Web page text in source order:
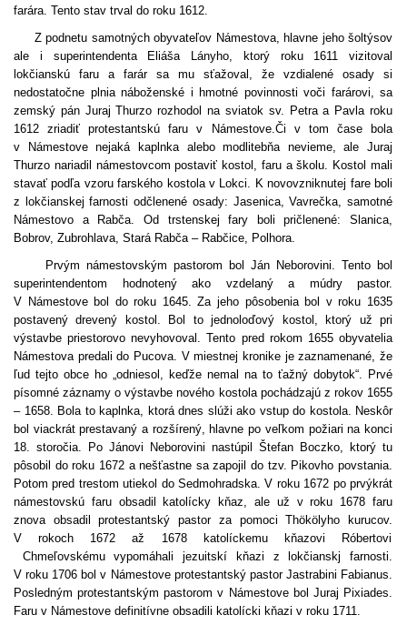
farára . Tento stav trval do roku 1612.
Z podnetu samotných obyvateľov Námestova, hlavne jeho šoltýsov
ale i superintendenta Eliáša Lányho, ktorý roku 1611 vizitoval
lokčianskú faru a farár sa mu sťažoval, že vzdialené osady si
nedostatočne plnia náboženské i hmotné povinnosti voči farárovi, sa
zemský pán Juraj Thurzo rozhodol na sviatok sv. Petra a Pavla roku
1612 zriadiť protestantskú faru v Námestove. Či v tom čase bola
v Námestove nejaká kaplnka alebo modlitebňa nevieme, ale Juraj
Thurzo nariadil námestovcom postaviť kostol, faru a školu. Kostol mali
stavať podľa vzoru farského kostola v Lokci. K novovzniknutej fare boli
z lokčianskej farnosti odčlenené osady: Jasenica, Vavrečka, samotné
Námestovo a Rabča. Od trstenskej fary boli pričlenené: Slanica,
Bobrov, Zubrohlava, Stará Rabča – Rabčice, Polhora.
Prvým námestovským pastorom bol Ján Neborovini . Tento bol
superintendentom hodnotený ako vzdelaný a múdry pastor.
V Námestove bol do roku 1645. Za jeho pôsobenia bol v roku 1635
postavený drevený kostol
. Bol to jednoloďový kostol, ktorý už pri
výstavbe priestorovo nevyhovoval. Tento pred rokom 1655 obyvatelia
Námestova predali do Pucova. V miestnej kronike je zaznamenané, že
ľud tejto obce ho „odniesol, keďže nemal na to ťažný dobytok“. Prvé
písomné záznamyo výstavbe nového kostolapochádzajú z rokov 1655
– 1658. Bola to kaplnka, ktorá dnes slúži ako vstup do kostola. Neskôr
bol viackrát prestavaný a rozšírený, hlavne po veľkom požiari na konci
18. storočia. Po Jánovi Neborovini nastúpil Štefan Boczko , ktorý tu
pôsobil do roku 1672 a nešťastne sa zapojil do tzv. Pikovho povstania.
Potom pred trestom utiekol do Sedmohradska. V roku 1672 po prvýkrát
námestovskú faru obsadil katolícky kňaz, ale už v roku 1678 faru
znova obsadil protestantský pastor za pomoci Thökölyho kurucov.
V rokoch 1672 až 1678 katolíckemu kňazovi
Róbertovi
Chmeľovskémuvypomáhali jezuitskí kňazi z lokčianskj farnosti.
V roku 1706 bol v Námestove protestantský pastor Jastrabini Fabianus
Posledným protestantským pastorom v Námestove bol Juraj Pixiades
Faru v Námestove definitívne obsadili katolícki kňazi v roku 1711.